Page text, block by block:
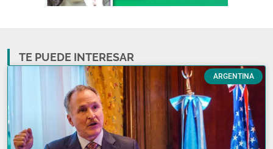
TE PUEDE INTERESAR
ARGENTINA